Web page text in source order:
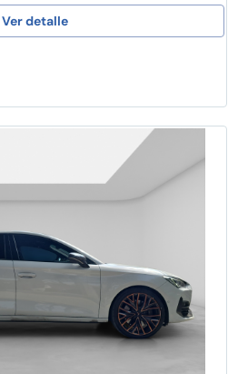
Ver detalle